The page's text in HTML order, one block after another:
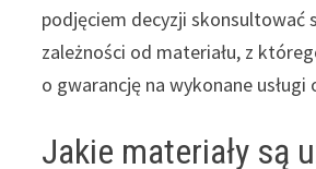
podjęciem decyzji skonsultować
zależności od materiału, z
o gwarancję na wykonane
Jakie materiały są